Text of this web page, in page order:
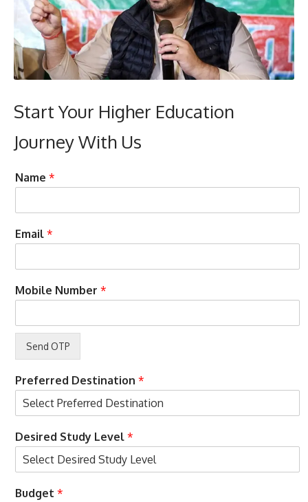
Start Your Higher Education
Journey With Us
&
L
y
u
E
a
l
Name *
Email *
Mobile Number *
Preferred Destination *
Desired Study Level *
Budget *